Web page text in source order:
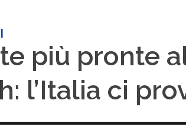
più pronte
l’Italia ci